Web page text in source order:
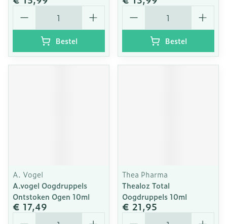
Aantal
Bestel
Aantal
Bestel
A. Vogel
A.vogel Oogdruppels
Ontstoken Ogen 10ml
€ 17,49
Aantal
Thea Pharma
Thealoz Total
Oogdruppels 10ml
€ 21,95
Aantal